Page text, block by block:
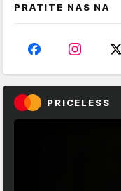
PRATITE NAS NA
PRICELESS